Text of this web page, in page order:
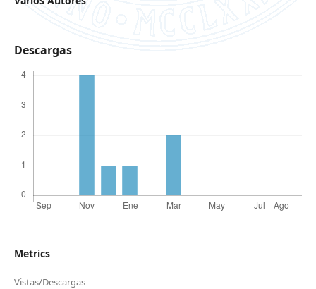
Descargas
Metrics
Vistas/Descargas